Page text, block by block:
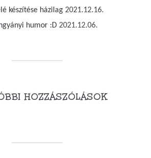
készítése házilag 2021.12.16.
humor :D 2021.12.06.
HOZZÁSZÓLÁSOK